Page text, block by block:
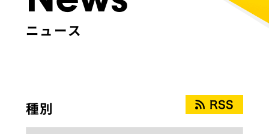
ニュース
種別